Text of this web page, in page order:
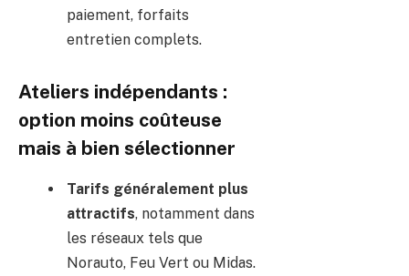
paiement, forfaits
entretien complets.
Ateliers indépendants :
option moins coûteuse
mais à bien sélectionner
Tarifs généralement plus
attractifs, notamment dans
les réseaux tels que
Norauto, Feu Vert ou Midas.